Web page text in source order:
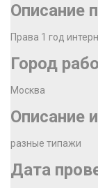
Описание
Права 1 год
Город
Москва
Описание
разные типажи
Дата